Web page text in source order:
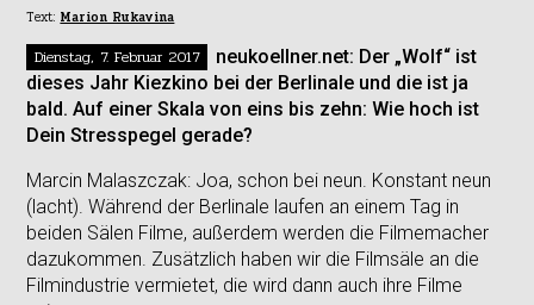
Text: Marion Rukavina
Dienstag, 7. Februar 2017
neukoellner.net: Der „Wolf“ ist
dieses Jahr Kiezkino bei der Berlinale und die ist ja
bald. Auf einer Skala von eins bis zehn: Wie hoch ist
Dein Stresspegel gerade?
Marcin Malaszczak: Joa, schon bei neun. Konstant neun
(lacht). Während der Berlinale laufen an einem Tag in
beiden Sälen Filme, außerdem werden die Filmemacher
dazukommen. Zusätzlich haben wir die Filmsäle an die
Filmindustrie vermietet, die wird dann auch ihre Filme